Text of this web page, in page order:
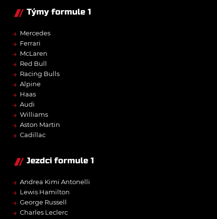
Týmy formule 1
→ Mercedes
→ Ferrari
→ McLaren
→ Red Bull
→ Racing Bulls
→ Alpine
→ Haas
→ Audi
→ Williams
→ Aston Martin
→ Cadillac
Jezdci formule 1
→ Andrea Kimi Antonelli
→ Lewis Hamilton
→ George Russell
→ Charles Leclerc